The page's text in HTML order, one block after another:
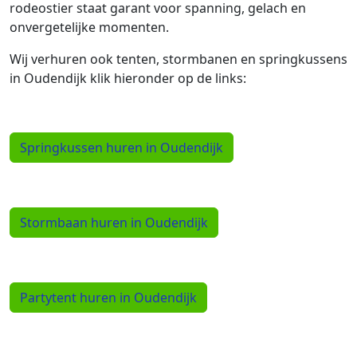
rodeostier staat garant voor spanning, gelach en
onvergetelijke momenten.
Wij verhuren ook tenten, stormbanen en springkussens
in Oudendijk klik hieronder op de links:
Springkussen huren in Oudendijk
Stormbaan huren in Oudendijk
Partytent huren in Oudendijk